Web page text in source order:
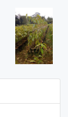
Bibit durian
Mandiran
0.01 KM